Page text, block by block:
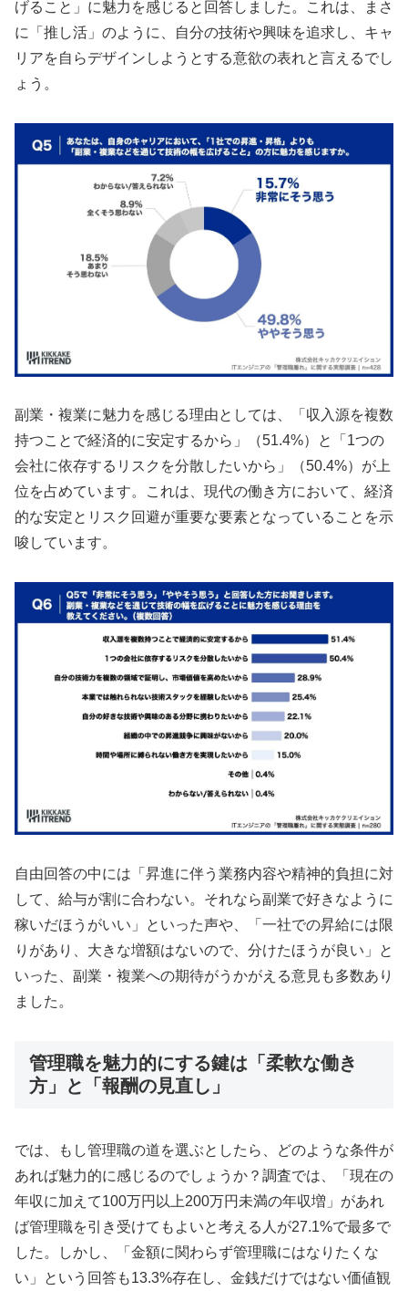
げること」に魅力を感じると回答しました。これは、まさ
に「推し活」のように、自分の技術や興味を追求し、キャ
リアを自らデザインしようとする意欲の表れと言えるでし
ょう。
副業・複業に魅力を感じる理由としては、「収入源を複数
持つことで経済的に安定するから」（51.4%）と「1つの
会社に依存するリスクを分散したいから」（50.4%）が上
位を占めています。これは、現代の働き方において、経済
的な安定とリスク回避が重要な要素となっていることを示
唆しています。
自由回答の中には「昇進に伴う業務内容や精神的負担に対
して、給与が割に合わない。それなら副業で好きなように
稼いだほうがいい」といった声や、「一社での昇給には限
りがあり、大きな増額はないので、分けたほうが良い」と
いった、副業・複業への期待がうかがえる意見も多数あり
ました。
管理職を魅力的にする鍵は「柔軟な働き
方」と「報酬の見直し」
では、もし管理職の道を選ぶとしたら、どのような条件が
あれば魅力的に感じるのでしょうか？調査では、「現在の
年収に加えて100万円以上200万円未満の年収増」があれ
ば管理職を引き受けてもよいと考える人が27.1%で最多で
した。しかし、「金額に関わらず管理職にはなりたくな
い」という回答も13.3%存在し、金銭だけではない価値観